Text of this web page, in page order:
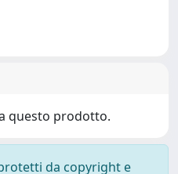
questo prodotto.
da copyright e